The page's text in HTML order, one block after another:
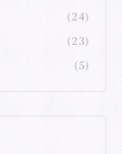
(24)
(23)
(5)